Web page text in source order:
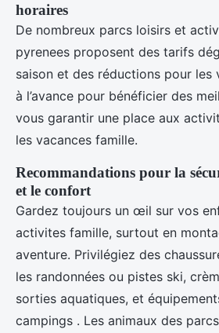
horaires
De nombreux parcs loisirs et
pyrenees proposent des tarifs
saison et des réductions pour les
à l’avance pour bénéficier des
vous garantir une place aux
les vacances famille.
Recommandations pour la
et le confort
Gardez toujours un œil sur vos
activites famille, surtout en
aventure. Privilégiez des
les randonnées ou pistes ski,
sorties aquatiques, et
campings . Les animaux des